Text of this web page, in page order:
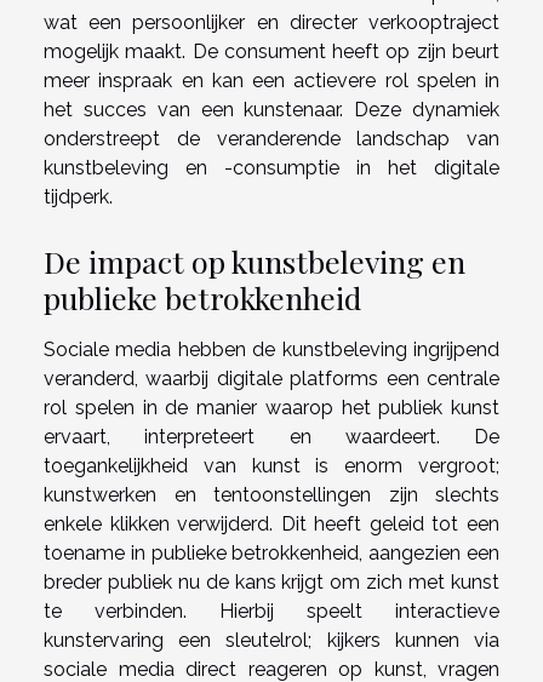
wat een persoonlijker en directer verkooptraject
mogelijk maakt. De consument heeft op zijn beurt
meer inspraak en kan een actievere rol spelen in
het succes van een kunstenaar. Deze dynamiek
onderstreept de veranderende landschap van
kunstbeleving en -consumptie in het digitale
tijdperk.
De impact op kunstbeleving en
publieke betrokkenheid
Sociale media hebben de kunstbeleving ingrijpend
veranderd, waarbij digitale platforms een centrale
rol spelen in de manier waarop het publiek kunst
ervaart, interpreteert en waardeert. De
toegankelijkheid van kunst is enorm vergroot;
kunstwerken en tentoonstellingen zijn slechts
enkele klikken verwijderd. Dit heeft geleid tot een
toename in publieke betrokkenheid, aangezien een
breder publiek nu de kans krijgt om zich met kunst
te verbinden. Hierbij speelt interactieve
kunstervaring een sleutelrol; kijkers kunnen via
sociale media direct reageren op kunst, vragen